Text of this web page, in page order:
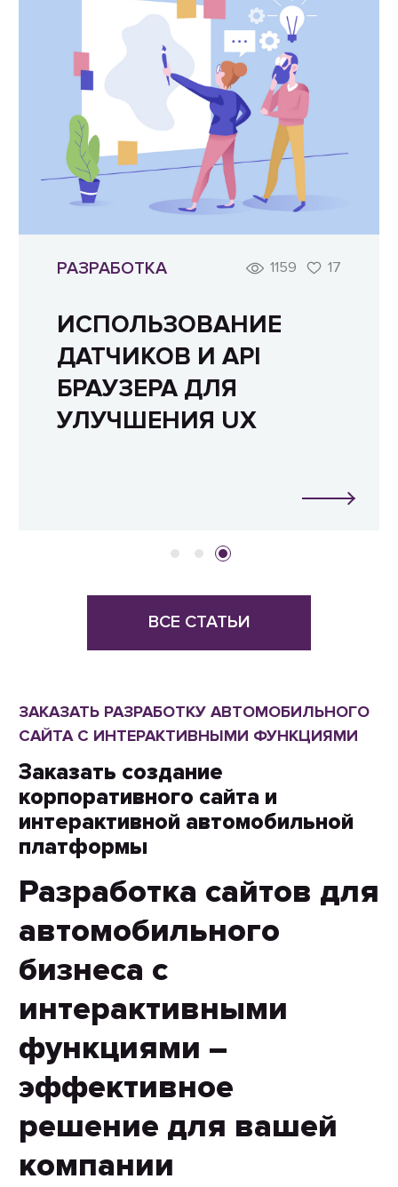
ЗАКАЗАТЬ РАЗРАБОТКУ АВТОМОБИЛЬНОГО
САЙТА С ИНТЕРАКТИВНЫМИ ФУНКЦИЯМИ
Заказать создание
корпоративного сайта и
интерактивной автомобильной
платформы
Разработка сайтов для
автомобильного
бизнеса с
интерактивными
функциями –
эффективное
решение для вашей
компании
РАЗРАБОТКА 1159 17
ИСПОЛЬЗОВАНИЕ
ДАТЧИКОВ И API
БРАУЗЕРА ДЛЯ
УЛУЧШЕНИЯ UX
ВСЕ СТАТЬИ